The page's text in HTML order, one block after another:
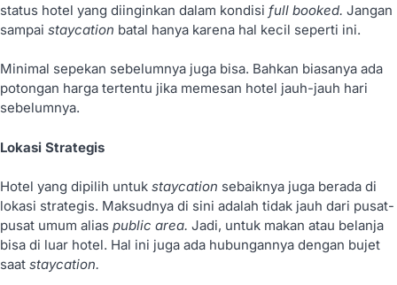
status hotel yang diinginkan dalam kondisi full booked. Jangan
sampai staycation batal hanya karena hal kecil seperti ini.
Minimal sepekan sebelumnya juga bisa. Bahkan biasanya ada
potongan harga tertentu jika memesan hotel jauh-jauh hari
sebelumnya.
Lokasi Strategis
Hotel yang dipilih untuk staycation sebaiknya juga berada di
lokasi strategis. Maksudnya di sini adalah tidak jauh dari pusat-
pusat umum alias public area. Jadi, untuk makan atau belanja
bisa di luar hotel. Hal ini juga ada hubungannya dengan bujet
saat staycation.